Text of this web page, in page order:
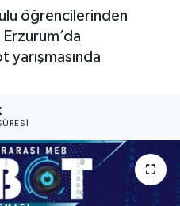
öğrencilerinden